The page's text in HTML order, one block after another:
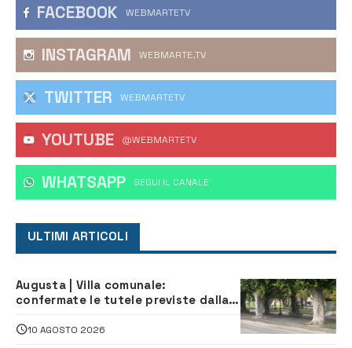
FACEBOOK WEBMARTETV
INSTAGRAM WEBMARTE.TV
TWITTER WEBMARTETV
YOUTUBE @WEBMARTETV
WHATSAPP ‎SEGUI IL CANALE
ULTIMI ARTICOLI
Augusta | Villa comunale:
confermate le tutele previste dalla
10 AGOSTO 2026